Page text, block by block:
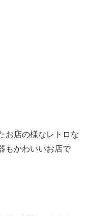
お店の様なレトロな
もかわいいお店で